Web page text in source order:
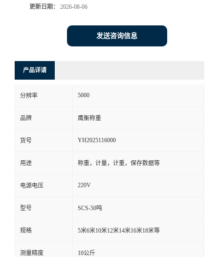
更新日期： 2026-08-06
发送咨询信息
产品详请
分辨率 5000
品牌 鹰衡称重
货号 YH2025116000
用途 称重，计量，计重，保存数据等
电源电压 220V
型号 SCS-50吨
规格 5米6米10米12米14米16米18米等
测量精度 10公斤